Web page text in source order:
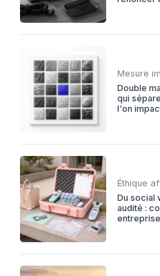
Mesure
Double
qui
l'on
Éthique
Du social
audité :